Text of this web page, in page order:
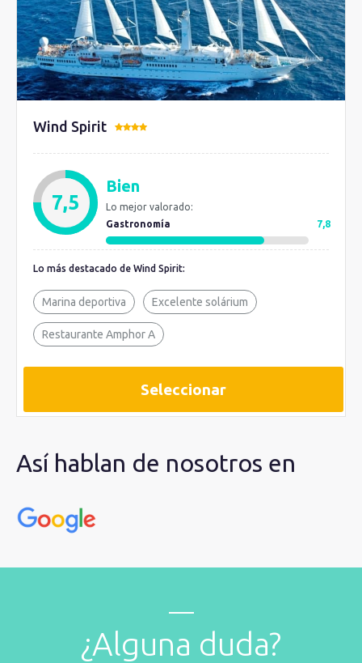
Wind Spirit
7,5
Bien
Lo mejor valorado:
Gastronomía
7,8
Lo más destacado de Wind Spirit:
Marina deportiva Excelente solárium
Restaurante Amphor A
Seleccionar
Así hablan de nosotros en
¿Alguna duda?